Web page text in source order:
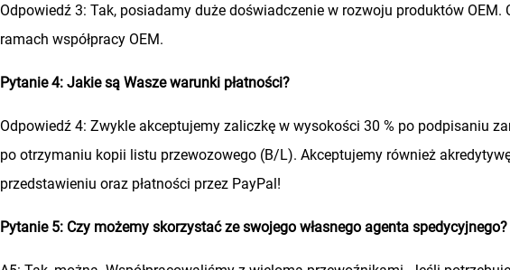
Odpowiedź 3: Tak, posiadamy duże doświadczenie w rozwoju produktów
ramach współpracy OEM.
Pytanie 4: Jakie są Wasze warunki płatności?
Odpowiedź 4: Zwykle akceptujemy zaliczkę w wysokości 30 % po podpisaniu
po otrzymaniu kopii listu przewozowego (B/L). Akceptujemy również
przedstawieniu oraz płatności przez PayPal!
Pytanie 5: Czy możemy skorzystać ze swojego własnego agenta spedycyjnego?